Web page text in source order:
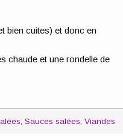
bien cuites) et donc en
chaude et une rondelle de
, Sauces salées, Viandes